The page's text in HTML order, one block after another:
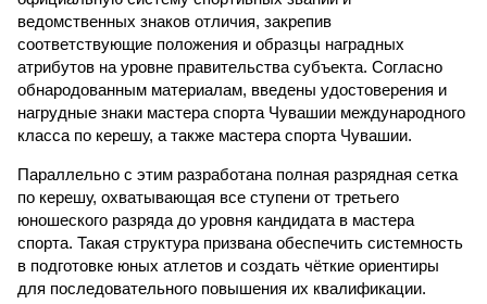
ведомственных знаков отличия, закрепив
соответствующие положения и образцы наградных
атрибутов на уровне правительства субъекта. Согласно
обнародованным материалам, введены удостоверения и
нагрудные знаки мастера спорта Чувашии международного
класса по керешу, а также мастера спорта Чувашии.
Параллельно с этим разработана полная разрядная сетка
по керешу, охватывающая все ступени от третьего
юношеского разряда до уровня кандидата в мастера
спорта. Такая структура призвана обеспечить системность
в подготовке юных атлетов и создать чёткие ориентиры
для последовательного повышения их квалификации.